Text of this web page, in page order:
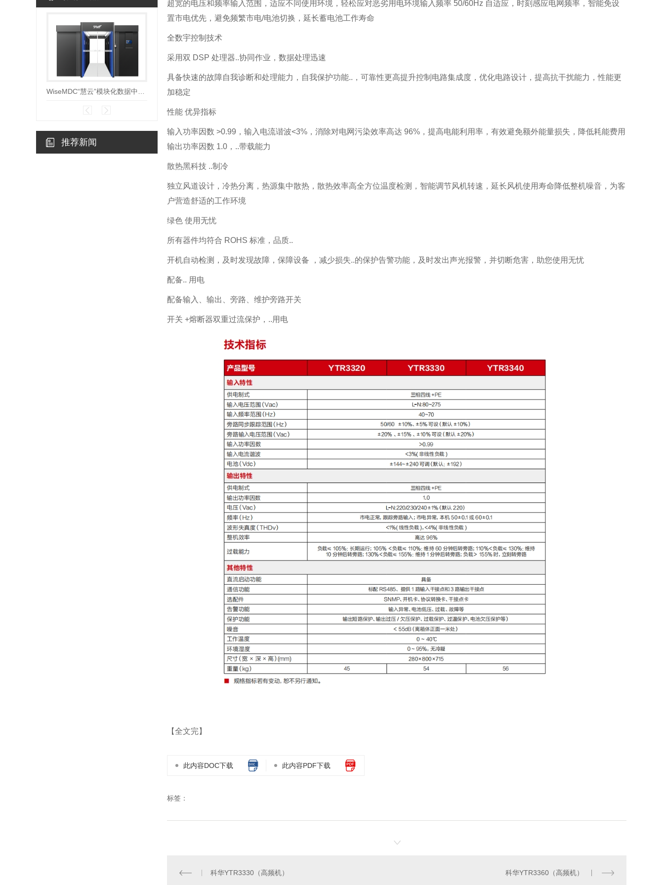
WiseMDC“慧云”模块化数据中心V7.0
推荐新闻
超宽的电压和频率输入范围，适应不同使用环境，轻松应对恶劣用电环境输入频率 50/60Hz 自适应，时刻感应电网频率，智能免设
置市电优先，避免频繁市电/电池切换，延长蓄电池工作寿命
全数宇控制技术
采用双 DSP 处理器..协同作业，数据处理迅速
具备快速的故障自我诊断和处理能力，自我保护功能..，可靠性更高提升控制电路集成度，优化电路设计，提高抗干扰能力，性能更
加稳定
性能 优异指标
输入功率因数 >0.99，输入电流谐波<3%，消除对电网污染效率高达 96%，提高电能利用率，有效避免额外能量损失，降低耗能费用
输出功率因数 1.0，..带载能力
散热黑科技 ..制冷
独立风道设计，冷热分离，热源集中散热，散热效率高全方位温度检测，智能调节风机转速，延长风机使用寿命降低整机噪音，为客
户营造舒适的工作环境
绿色 使用无忧
所有器件均符合 ROHS 标准，品质..
开机自动检测，及时发现故障，保障设备 ，减少损失..的保护告警功能，及时发出声光报警，并切断危害，助您使用无忧
配备.. 用电
配备输入、输出、旁路、维护旁路开关
开关 +熔断器双重过流保护，..用电
【全文完】
此内容DOC下载 此内容PDF下载
标签：
科华YTR3330（高频机） 科华YTR3360（高频机）